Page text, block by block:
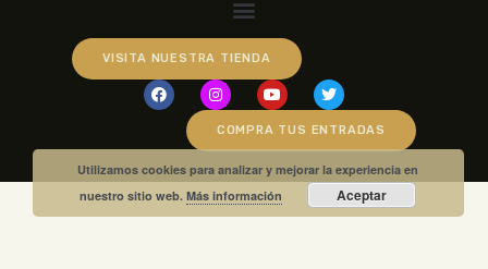
VISITA NUESTRA TIENDA
COMPRA TUS ENTRADAS
Utilizamos cookies para analizar y mejorar la experiencia en
nuestro sitio web.Más información Aceptar